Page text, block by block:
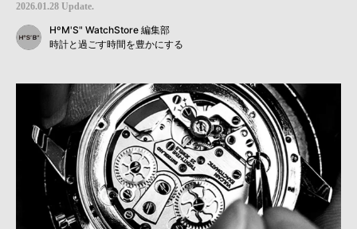
2026.01.28 Update.
HºM'S" WatchStore 編集部
時計と過ごす時間を豊かにする